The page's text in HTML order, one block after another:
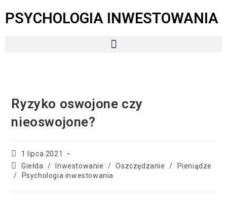
PSYCHOLOGIA INWESTOWANIA
Ryzyko oswojone czy
nieoswojone?
1 lipca 2021
Giełda
/ Inwestowanie / Oszczędzanie /
Pieniądze
/
Psychologia inwestowania